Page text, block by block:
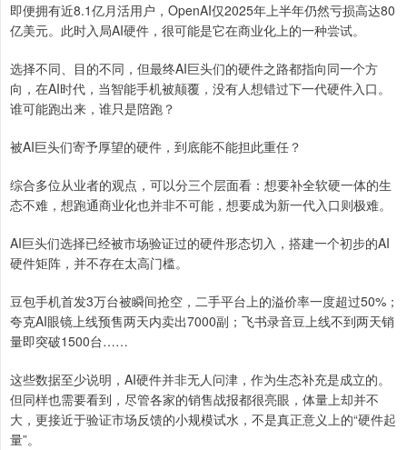
即便拥有近8.1亿月活用户，OpenAI仅2025年上半年仍然亏损高达80
亿美元。此时入局AI硬件，很可能是它在商业化上的一种尝试。
选择不同、目的不同，但最终AI巨头们的硬件之路都指向同一个方
向，在AI时代，当智能手机被颠覆，没有人想错过下一代硬件入口。
谁可能跑出来，谁只是陪跑？
被AI巨头们寄予厚望的硬件，到底能不能担此重任？
综合多位从业者的观点，可以分三个层面看：想要补全软硬一体的生
态不难，想跑通商业化也并非不可能，想要成为新一代入口则极难。
AI巨头们选择已经被市场验证过的硬件形态切入，搭建一个初步的AI
硬件矩阵，并不存在太高门槛。
豆包手机首发3万台被瞬间抢空，二手平台上的溢价率一度超过50%；
夸克AI眼镜上线预售两天内卖出7000副；飞书录音豆上线不到两天销
量即突破1500台……
这些数据至少说明，AI硬件并非无人问津，作为生态补充是成立的。
但同样也需要看到，尽管各家的销售战报都很亮眼，体量上却并不
大，更接近于验证市场反馈的小规模试水，不是真正意义上的“硬件起
量”。